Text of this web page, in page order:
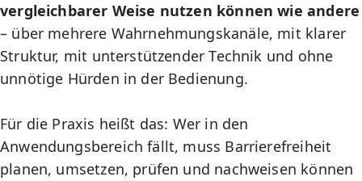
vergleichbarer Weise nutzen können wie andere
– über mehrere Wahrnehmungskanäle, mit klarer
Struktur, mit unterstützender Technik und ohne
unnötige Hürden in der Bedienung.
Für die Praxis heißt das: Wer in den
Anwendungsbereich fällt, muss Barrierefreiheit
planen, umsetzen, prüfen und nachweisen können